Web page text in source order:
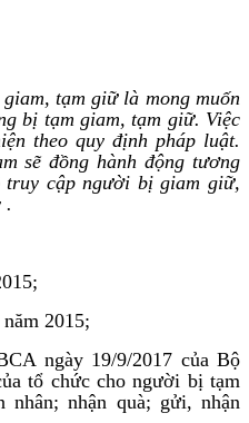
tạm giữ là mong muốn
bị tạm giam, tạm giữ. Việc
theo quy định pháp luật.
sẽ đồng hành động tương
truy cập người bị giam giữ,
.
2015;
ngày 19/9/2017 của Bộ
tổ chức cho người bị tạm
nhận quà; gửi, nhận